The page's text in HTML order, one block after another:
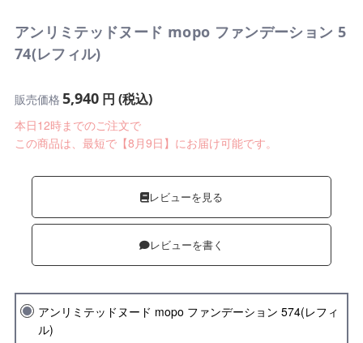
アンリミテッドヌード mopo ファンデーション 5
74(レフィル)
販売価格 5,940円 (税込)
本日12時までのご注文で
この商品は、最短で【8月9日】にお届け可能です。
レビューを見る
レビューを書く
アンリミテッドヌード mopo ファンデーション 574(レフィ
ル)